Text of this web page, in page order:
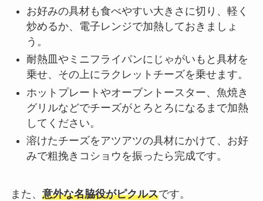
お好みの具材も食べやすい大きさに切り、軽く
炒めるか、電子レンジで加熱しておきましょ
う。
耐熱皿やミニフライパンにじゃがいもと具材を
乗せ、その上にラクレットチーズを乗せます。
ホットプレートやオーブントースター、魚焼き
グリルなどでチーズがとろとろになるまで加熱
してください。
溶けたチーズをアツアツの具材にかけて、お好
みで粗挽きコショウを振ったら完成です。
また、 意外な名脇役がピクルスです。